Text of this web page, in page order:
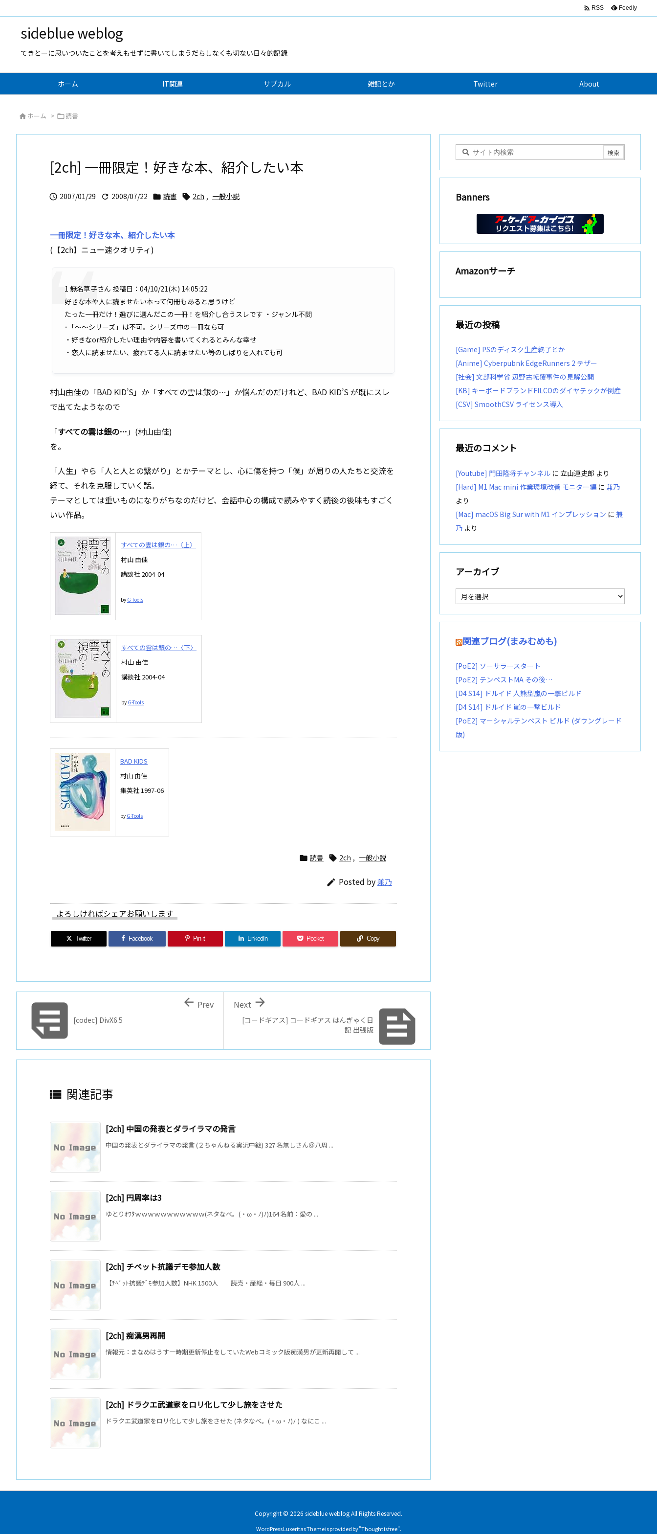
sideblue weblog
てきとーに思いついたことを考えもせずに書いてしまうだらしなくも切ない日々的記録
ホーム IT関連 サブカル 雑記とか Twitter About
 RSS Feedly
 ホーム > 読書
[2ch] 一冊限定！好きな本、紹介したい本
 2007/01/29  2008/07/22  読書  2ch , 一般小説
一冊限定！好きな本、紹介したい本
(【2ch】ニュー速クオリティ)
1 無名草子さん 投稿日：04/10/21(木) 14:05:22
好きな本や人に読ませたい本って何冊もあると思うけど
たった一冊だけ！選びに選んだこの一冊！を紹介し合うスレです ・ジャンル不問
･「～～シリーズ」は不可。シリーズ中の一冊なら可
・好きなor紹介したい理由や内容を書いてくれるとみんな幸せ
・恋人に読ませたい、疲れてる人に読ませたい等のしばりを入れても可
村山由佳の「BAD KID’S」か「すべての雲は銀の…」か悩んだのだけれど、BAD KID’S が既にスレ
で出てたようなので
「すべての雲は銀の… 」(村山由佳)
を。
「人生」やら「人と人との繋がり」とかテーマとし、心に傷を持つ「僕」が周りの人たちと交流を
経て、それを克服していく話。
テーマとしては重いものになりがちなのだけど、会話中心の構成で読みやすく読後の後味もすごく
いい作品。
すべての雲は銀の…〈上〉
村山 由佳
講談社 2004-04
by G-Tools
すべての雲は銀の…〈下〉
村山 由佳
講談社 2004-04
by G-Tools
BAD KIDS
村山 由佳
集英社 1997-06
by G-Tools
 読書  2ch , 一般小説
 Posted by兼乃
よろしければシェアお願いします
Twitter Facebook Pin it LinkedIn Pocket Copy

[コードギアス] コードギアス はんぎゃく日
記 出張版

Next
[codec] DivX6.5
 Prev
 関連記事
[2ch] 中国の発表とダライラマの発言
中国の発表とダライラマの発言 (２ちゃんねる実況中継) 327 名無しさん＠八周 ...
[2ch] 円周率は3
ゆとりｵﾜﾀｗｗｗｗｗｗｗｗｗｗｗ(ネタなべ。(・ω・ﾉ)ﾉ)164 名前：愛の ...
[2ch] チベット抗議デモ参加人数
【ﾁﾍﾞｯﾄ抗議ﾃﾞﾓ参加人数】NHK 1500人 読売・産経・毎日 900人 ...
[2ch] 痴漢男再開
情報元：まなめはうす一時期更新停止をしていたWebコミック版痴漢男が更新再開して ...
[2ch] ドラクエ武道家をロリ化して少し旅をさせた
ドラクエ武道家をロリ化して少し旅をさせた (ネタなべ。(・ω・ﾉ)ﾉ ) なにこ ...
Banners
Amazonサーチ
最近の投稿
[Game] PSのディスク生産終了とか
[Anime] Cyberpubnk EdgeRunners 2 テザー
[社会] 文部科学省 辺野古転覆事件の見解公開
[KB] キーボードブランドFILCOのダイヤテックが倒産
[CSV] SmoothCSV ライセンス導入
最近のコメント
[Youtube] 門田隆将チャンネル に 立山連史郎 より
[Hard] M1 Mac mini 作業環境改善 モニター編 に 兼乃
より
[Mac] macOS Big Sur with M1 インプレッション に 兼
乃 より
アーカイブ
ア
ー
カ
イ
関連ブログ(まみむめも)
[PoE2] ソーサラースタート
[PoE2] テンペストMA その後…
[D4 S14] ドルイド 人熊型嵐の一撃ビルド
[D4 S14] ドルイド 嵐の一撃ビルド
[PoE2] マーシャルテンペスト ビルド (ダウングレード
版)
Copyright © 2026 sideblue weblogAll Rights Reserved.
WordPress Luxeritas Theme is provided by "Thought is free".